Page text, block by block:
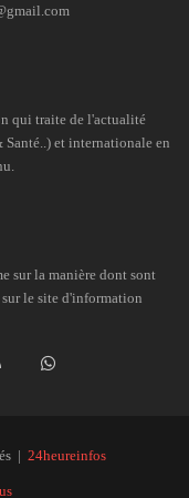
qui traite de l'actualité
et internationale en
sur la manière dont sont
le site d'information
Dailymotion
| 24heureinfos